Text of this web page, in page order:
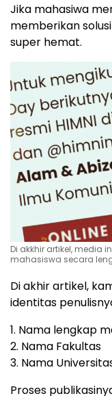
Jika mahasiwa
memberikan
super hemat.
Di akkhir artikel, media
mahasiswa secara
Di akhir artikel,
identitas
1. Nama lengkap
2. Nama Fakultas
3. Nama
Proses